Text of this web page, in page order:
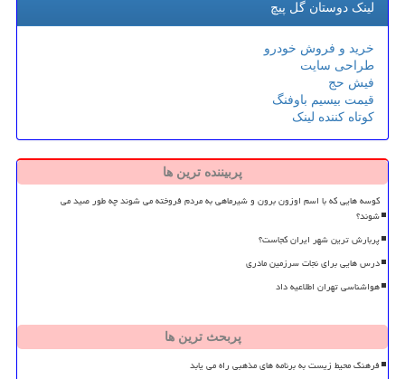
لینک دوستان گل پیچ
خرید و فروش خودرو
طراحی سایت
فیش حج
قیمت بیسیم باوفنگ
کوتاه کننده لینک
پربیننده ترین ها
کوسه هایی که با اسم اوزون برون و شیرماهی به مردم فروخته می شوند چه طور صید می
شوند؟
پربارش ترین شهر ایران کجاست؟
درس هایی برای نجات سرزمین مادری
هواشناسی تهران اطلاعیه داد
پربحث ترین ها
فرهنگ محیط زیست به برنامه های مذهبی راه می یابد